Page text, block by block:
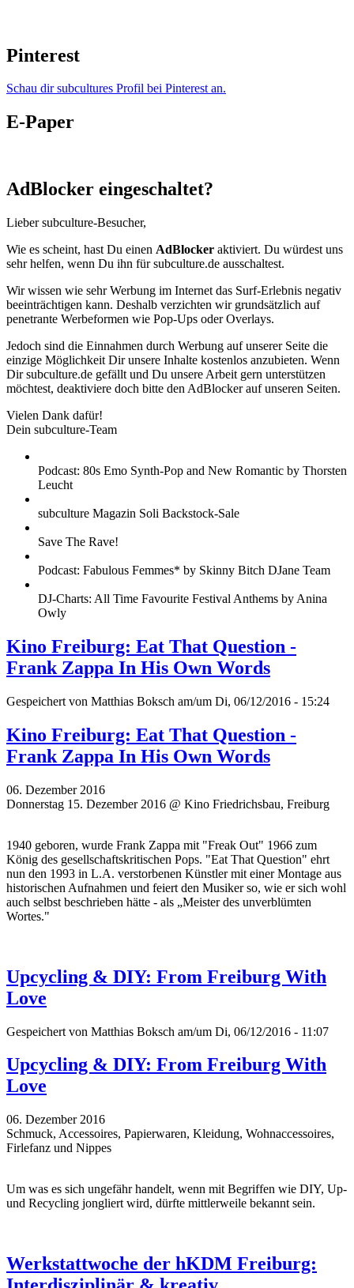
Pinterest
Schau dir subcultures Profil bei Pinterest an.
E-Paper
AdBlocker eingeschaltet?
Lieber subculture-Besucher,
Wie es scheint, hast Du einen AdBlocker aktiviert. Du würdest uns
sehr helfen, wenn Du ihn für subculture.de ausschaltest.
Wir wissen wie sehr Werbung im Internet das Surf-Erlebnis negativ
beeinträchtigen kann. Deshalb verzichten wir grundsätzlich auf
penetrante Werbeformen wie Pop-Ups oder Overlays.
Jedoch sind die Einnahmen durch Werbung auf unserer Seite die
einzige Möglichkeit Dir unsere Inhalte kostenlos anzubieten. Wenn
Dir subculture.de gefällt und Du unsere Arbeit gern unterstützen
möchtest, deaktiviere doch bitte den AdBlocker auf unseren Seiten.
Vielen Dank dafür!
Dein subculture-Team
Podcast: 80s Emo Synth-Pop and New Romantic by Thorsten
Leucht
subculture Magazin Soli Backstock-Sale
Save The Rave!
Podcast: Fabulous Femmes* by Skinny Bitch DJane Team
DJ-Charts: All Time Favourite Festival Anthems by Anina
Owly
Kino Freiburg: Eat That Question -
Frank Zappa In His Own Words
Gespeichert von Matthias Boksch am/um Di, 06/12/2016 - 15:24
Kino Freiburg: Eat That Question -
Frank Zappa In His Own Words
06. Dezember 2016
Donnerstag 15. Dezember 2016 @ Kino Friedrichsbau, Freiburg
1940 geboren, wurde Frank Zappa mit "Freak Out" 1966 zum
König des gesellschaftskritischen Pops. "Eat That Question" ehrt
nun den 1993 in L.A. verstorbenen Künstler mit einer Montage aus
historischen Aufnahmen und feiert den Musiker so, wie er sich wohl
auch selbst beschrieben hätte - als „Meister des unverblümten
Wortes."
Upcycling & DIY: From Freiburg With
Love
Gespeichert von Matthias Boksch am/um Di, 06/12/2016 - 11:07
Upcycling & DIY: From Freiburg With
Love
06. Dezember 2016
Schmuck, Accessoires, Papierwaren, Kleidung, Wohnaccessoires,
Firlefanz und Nippes
Um was es sich ungefähr handelt, wenn mit Begriffen wie DIY, Up-
und Recycling jongliert wird, dürfte mittlerweile bekannt sein.
Werkstattwoche der hKDM Freiburg: